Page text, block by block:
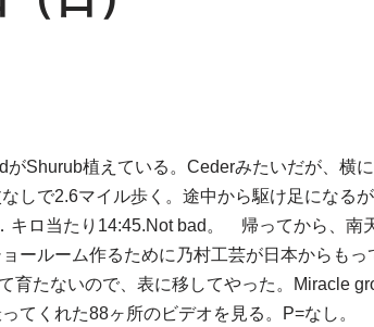
Shurub植えている。Cederみたいだが、横
しで2.6マイル歩く。途中から駆け足になる
キロ当たり14:45.Not bad。 帰ってから、南
ールーム作るために乃村工芸が日本からも
育たないので、表に移してやった。Miracle
てくれた88ヶ所のビデオを見る。P=なし。